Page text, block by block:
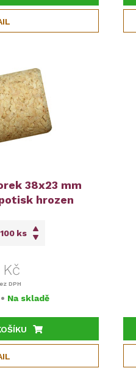
38x23 mm
hrozen
ks
DPH
• Na skladě